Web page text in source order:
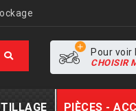
Pour voir
CHOISIR
PIÈCES -